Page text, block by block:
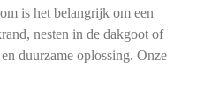
is het belangrijk om een
nesten in de dakgoot of
duurzame oplossing. Onze